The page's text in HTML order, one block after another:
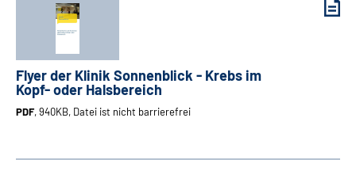
Flyer der Klinik Sonnenblick - Krebs im
Kopf- oder Halsbereich
PDF, 940KB, Datei ist nicht barrierefrei